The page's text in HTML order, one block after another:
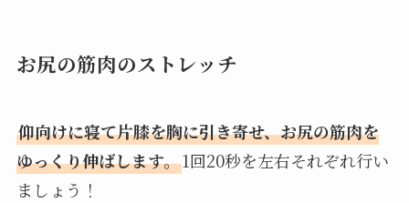
お尻の筋肉のストレッチ
仰向けに寝て片膝を胸に引き寄せ、お尻の筋肉を
ゆっくり伸ばします。1回20秒を左右それぞれ行い
ましょう！